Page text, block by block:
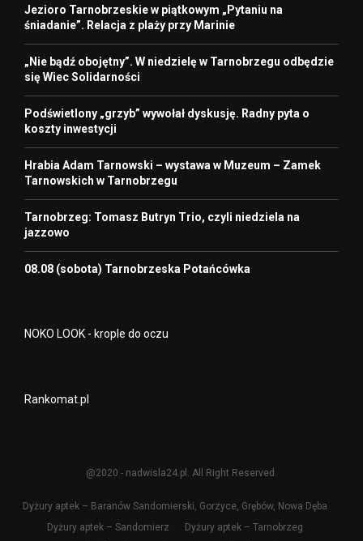
Jezioro Tarnobrzeskie w piątkowym „Pytaniu na
śniadanie”. Relacja z plaży przy Marinie
„Nie bądź obojętny”. W niedzielę w Tarnobrzegu odbędzie
się Wiec Solidarności
Podświetlony „grzyb” wywołał dyskusję. Radny pyta o
koszty inwestycji
Hrabia Adam Tarnowski – wystawa w Muzeum – Zamek
Tarnowskich w Tarnobrzegu
Tarnobrzeg: Tomasz Butryn Trio, czyli niedziela na
jazzowo
08.08 (sobota) Tarnobrzeska Potańcówka
NOKO LOOK - krople do oczu
Rankomat.pl
@2020 - nadwisla24.pl. All Right Reserved.
Dyżury aptek – Baranów Sandomierski, Gorzyce, Grębów, Nowa Dęba
Dyżury aptek – Sandomierz
Dyżury aptek – Tarnobrzeg